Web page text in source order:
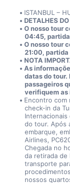
ISTANBUL –
DETALHES
O nosso tour
04:45,
O nosso tour
21:00, partida
NOTA
As
datas do tour.
passageiros
verifiquem as
Encontro com
check-in da
do tour. Após
embarque,
Airlines,
Chegada no
da retirada de
transporte
nossos